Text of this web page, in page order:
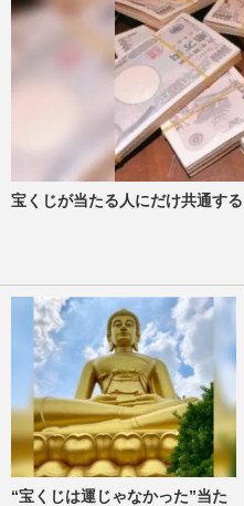
宝くじが当たる人にだけ共通す
“宝くじは運じゃなかった”当た